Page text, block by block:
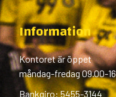
Information
Kontoret är öppet
måndag-fredag 09.00-
Bankgiro: 5455-3144